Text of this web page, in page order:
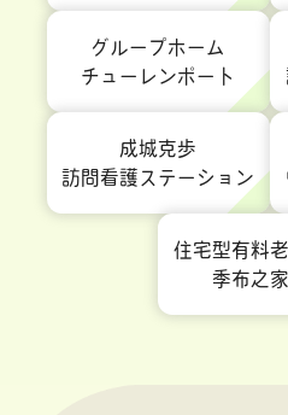
グループホーム
チューレンポート
成城克歩
訪問看護ステーション
住宅型有料
季布之